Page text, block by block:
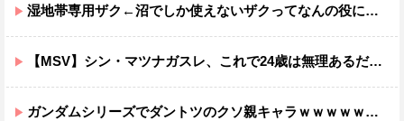
湿地帯専用ザク←沼でしか使えないザクってなんの役に立つ設定なんだ？
【MSV】シン・マツナガスレ、これで24歳は無理あるだろ…
ガンダムシリーズでダントツのクソ親キャラｗｗｗｗｗｗｗｗｗｗｗｗ